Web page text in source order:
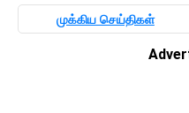
முக்கிய செய்திகள்